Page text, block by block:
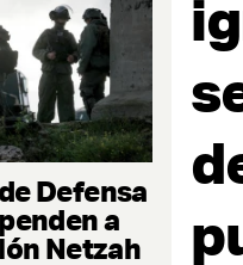
Defensa
a
Netzah